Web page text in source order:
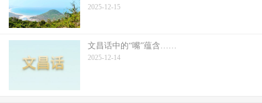
2025-12-15
文昌话中的“嘴”蕴含……
2025-12-14